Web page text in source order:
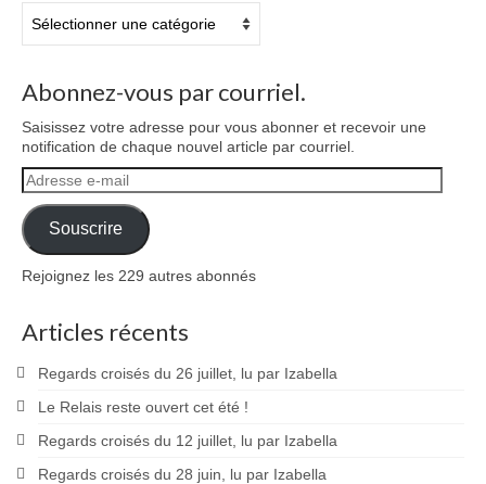
Abonnez-vous par courriel.
Saisissez votre adresse pour vous abonner et recevoir une
notification de chaque nouvel article par courriel.
Adresse
e-
mail
Souscrire
Rejoignez les 229 autres abonnés
Articles récents
Regards croisés du 26 juillet, lu par Izabella
Le Relais reste ouvert cet été !
Regards croisés du 12 juillet, lu par Izabella
Regards croisés du 28 juin, lu par Izabella